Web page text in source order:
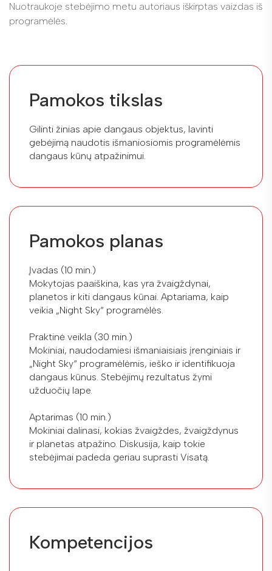
Nuotraukoje stebėjimo metu autoriaus iškirptas vaizdas iš
programėlės.
Pamokos tikslas
Gilinti žinias apie dangaus objektus, lavinti
gebėjimą naudotis išmaniosiomis programėlėmis
dangaus kūnų atpažinimui.
Pamokos planas
Įvadas (10 min.)
Mokytojas paaiškina, kas yra žvaigždynai,
planetos ir kiti dangaus kūnai. Aptariama, kaip
veikia „Night Sky“ programėlės.
Praktinė veikla (30 min.)
Mokiniai, naudodamiesi išmaniaisiais įrenginiais ir
„Night Sky“ programėlėmis, ieško ir identifikuoja
dangaus kūnus. Stebėjimų rezultatus žymi
užduočių lape.
Aptarimas (10 min.)
Mokiniai dalinasi, kokias žvaigždes, žvaigždynus
ir planetas atpažino. Diskusija, kaip tokie
stebėjimai padeda geriau suprasti Visatą.
Kompetencijos